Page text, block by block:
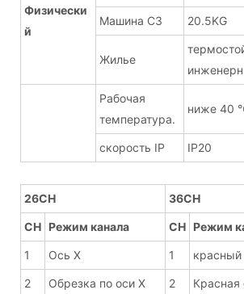
Физически
й
Машина СЗ 20.5KG
Жилье
Рабочая
температура.
ниже 40
скорость IP IP20
26CH 36CH
CH Режим канала CH Режим
1 Ось X 1 красный
2 Обрезка по оси X 2 Красная